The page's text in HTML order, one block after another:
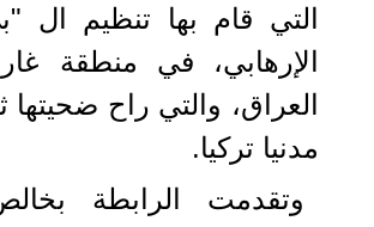
التي قام بها تنظيم ال
الإرهابي، في منطقة
العراق، والتي راح ضحيتها
مدنيا تركيا.
وتقدمت الرابطة